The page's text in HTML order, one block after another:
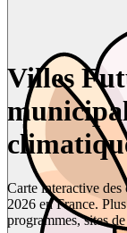
Villes
Carte interactive des
2026 en France.
programmes, sites